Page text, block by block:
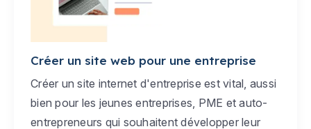
Créer un site web pour une entreprise
Créer un site internet d'entreprise est vital, aussi
bien pour les jeunes entreprises, PME et auto-
entrepreneurs qui souhaitent développer leur